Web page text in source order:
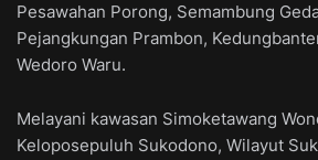
Pesawahan Porong, Semambung
Pejangkungan Prambon,
Wedoro Waru.
Melayani kawasan Simoketawang
Keloposepuluh Sukodono, Wilayut